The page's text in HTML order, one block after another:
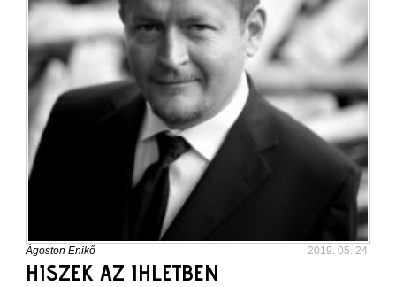
Ágoston Enikő 2019. 05. 24.
HISZEK AZ IHLETBEN